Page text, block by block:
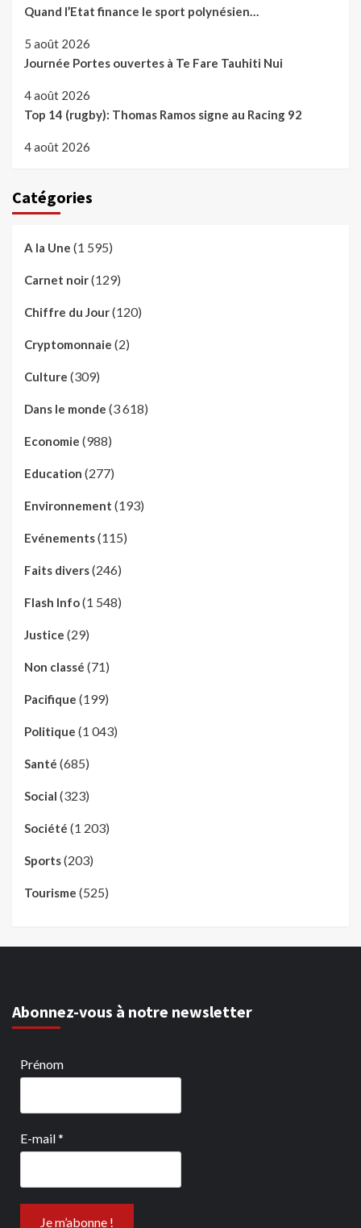
Quand l’Etat finance le sport polynésien…
5 août 2026
Journée Portes ouvertes à Te Fare Tauhiti Nui
4 août 2026
Top 14 (rugby): Thomas Ramos signe au Racing 92
4 août 2026
Catégories
A la Une (1 595)
Carnet noir(129)
Chiffre du Jour(120)
Cryptomonnaie (2)
Culture (309)
Dans le monde (3 618)
Economie (988)
Education (277)
Environnement (193)
Evénements(115)
Faits divers(246)
Flash Info(1 548)
Justice (29)
Non classé (71)
Pacifique (199)
Politique (1 043)
Santé (685)
Social (323)
Société (1 203)
Sports(203)
Tourisme (525)
Abonnez-vous à notre newsletter
Prénom
E-mail*